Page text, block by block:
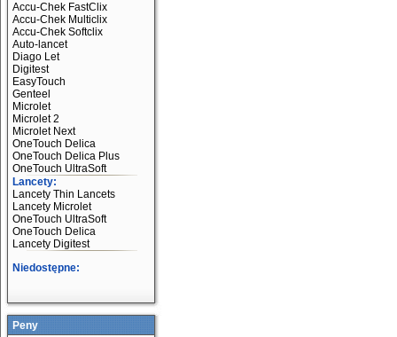
Accu-Chek FastClix
Accu-Chek Multiclix
Accu-Chek Softclix
Auto-lancet
Diago Let
Digitest
EasyTouch
Genteel
Microlet
Microlet 2
Microlet Next
OneTouch Delica
OneTouch Delica Plus
OneTouch UltraSoft
Lancety:
Lancety Thin Lancets
Lancety Microlet
OneTouch UltraSoft
OneTouch Delica
Lancety Digitest
Niedostępne:
Peny